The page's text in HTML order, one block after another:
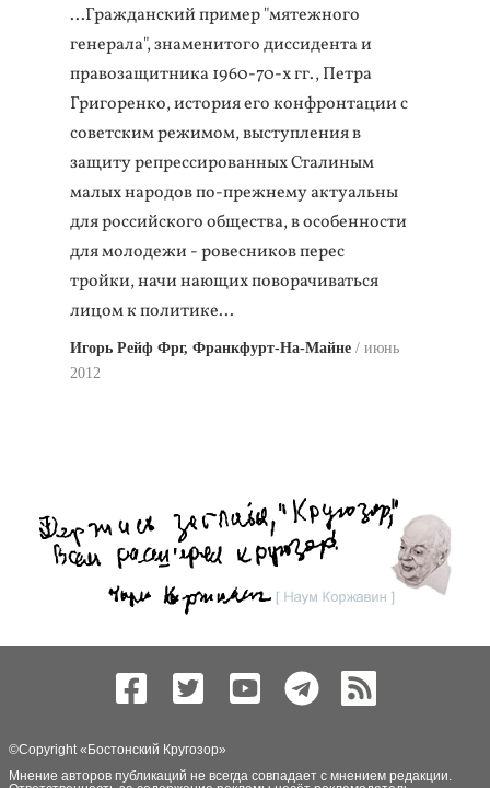
...Гражданский пример "мятежного
генерала", знаменитого диссидента и
правозащитника 1960-70-х гг., Петра
Григоренко, история его конфронтации с
советским режимом, выступления в
защиту репрессированных Сталиным
малых народов по-прежнему актуальны
для российского общества, в особенности
для молодежи - ровесников перес
тройки, начи нающих поворачиваться
лицом к политике...
Игорь Рейф Фрг, Франкфурт-На-Майне
июнь
2012
©Copyright « Бостонский Кругозор»
Мнение авторов публикаций не всегда совпадает с мнением редакции.